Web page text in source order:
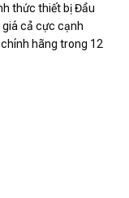
thức thiết bị Đầu
giá cả cực cạnh
hãng trong 12